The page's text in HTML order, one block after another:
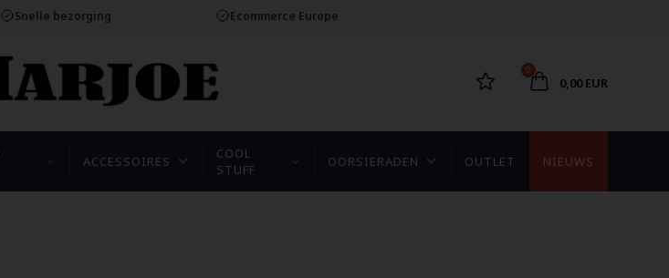
Snelle bezorging Ecommerce Europe
0
0,00 EUR
ACCESSOIRES
COOL
STUFF
OORSIERADEN OUTLET NIEUWS